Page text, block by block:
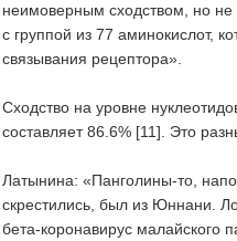
неимоверным сходством, но
с группой из 77 аминокислот,
связывания рецептора».
Сходство на уровне
составляет 86.6% [11]. Это
Латынина: «Панголины-то,
скрестились, был из Юннани.
бета-коронавирус малайского